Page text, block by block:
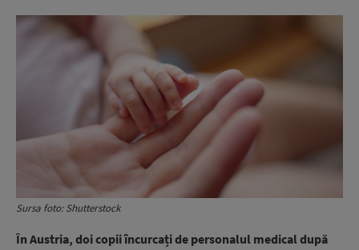
Sursa foto: Shutterstock
În Austria, doi copii încurcați de personalul medical după